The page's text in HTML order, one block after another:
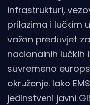
infrastrukturi,
prilazima i lučkim
važan preduvjet
nacionalnih lučkih
suvremeno
okruženje. Iako
jedinstveni javni